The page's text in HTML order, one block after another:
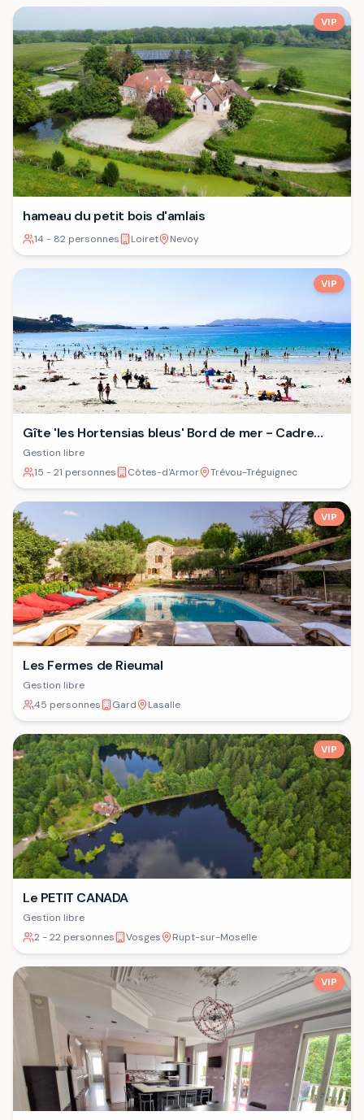
VIP
hameau du petit bois d'amlais
14 - 82 personnes Loiret Nevoy
VIP
Gîte 'les Hortensias bleus' Bord de mer - Cadre
verdoyant - Plage
Gestion libre
15 - 21 personnes
Côtes-d'Armor Trévou-Tréguignec
VIP
Les Fermes de Rieumal
Gestion libre
45 personnes
Gard Lasalle
VIP
Le PETIT CANADA
Gestion libre
2 - 22 personnes
Vosges Rupt-sur-Moselle
VIP